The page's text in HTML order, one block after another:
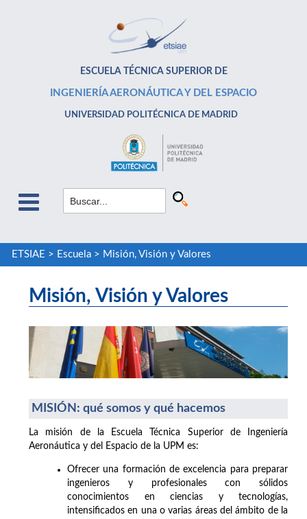
ESCUELA TÉCNICA SUPERIOR DE
INGENIERÍA AERONÁUTICA Y DEL ESPACIO
UNIVERSIDAD POLITÉCNICA DE MADRID
ETSIAE > Escuela> Misión, Visión y Valores
Misión, Visión y Valores
MISIÓN: qué somos y qué hacemos
La misión de la Escuela Técnica Superior de Ingeniería
Aeronáutica y del Espacio de la UPM es:
Ofrecer una formación de excelencia para preparar
ingenieros y profesionales con sólidos
conocimientos en ciencias y tecnologías,
intensificados en una o varias áreas del ámbito de la